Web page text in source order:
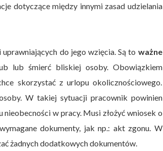
dotyczące między innymi zasad udzielania
do jego wzięcia. Są to ważne
lub śmierć bliskiej osoby. Obowiązkiem
skorzystać z urlopu okolicznościowego.
W takiej sytuacji pracownik powinien
w pracy. Musi złożyć wniosek o
dokumenty, jak np.: akt zgonu. W
żadnych dodatkowych dokumentów.